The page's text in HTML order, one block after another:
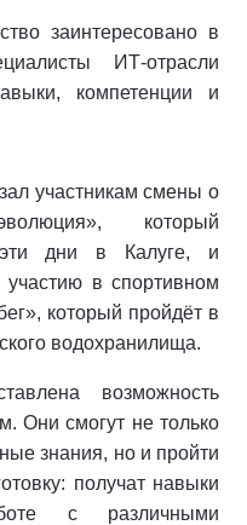
заинтересовано в
ИТ-отрасли
компетенции и
участникам смены о
который
дни в Калуге, и
в спортивном
который пройдёт в
водохранилища.
возможность
Они смогут не только
знания, но и пройти
получат навыки
с различными